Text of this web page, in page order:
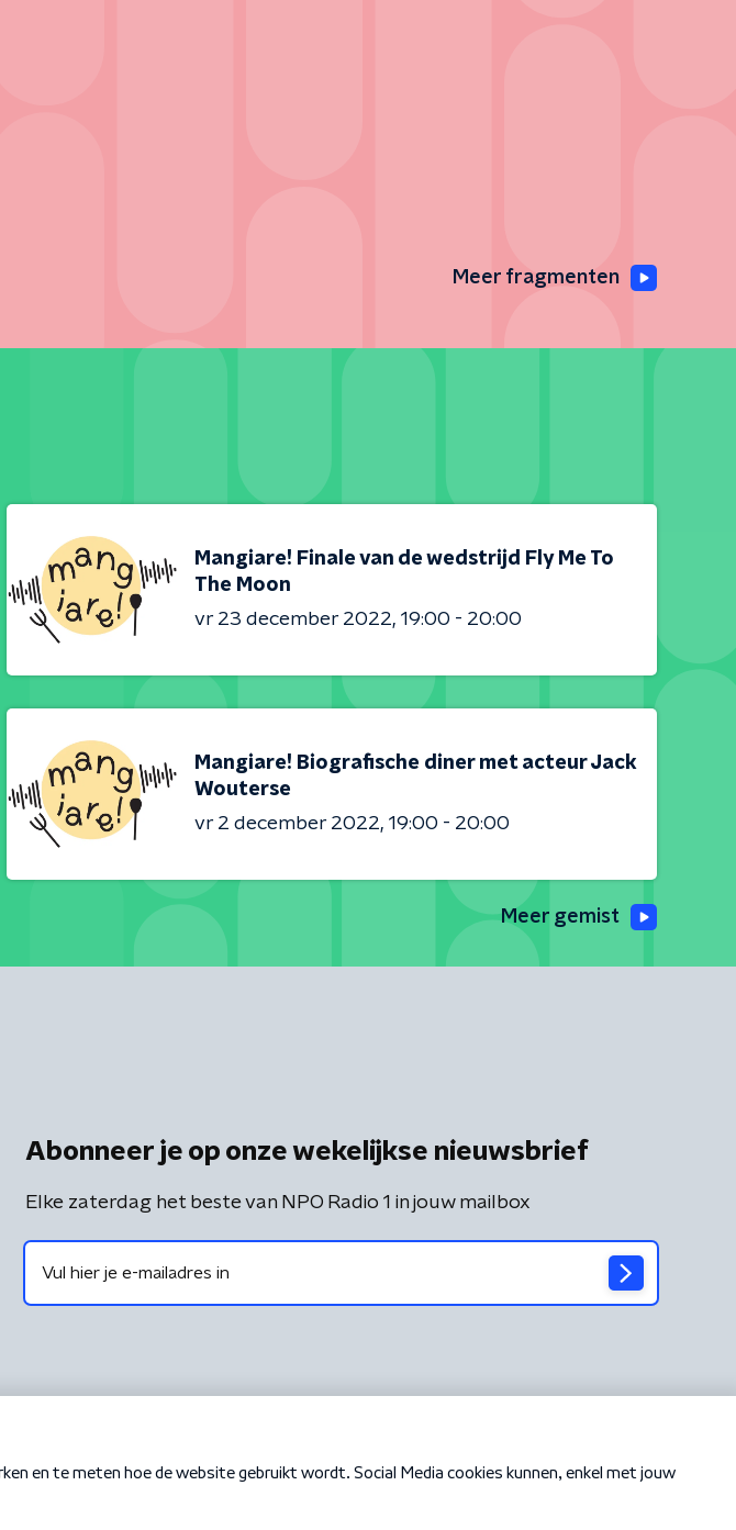
Meer fragmenten
Mangiare! Finale van de wedstrijd Fly Me To
The Moon
vr 23 december 2022 19:00 - 20:00
Mangiare! Biografische diner met acteur Jack
Wouterse
vr 2 december 2022 19:00 - 20:00
Meer gemist
Abonneer je op onze wekelijkse nieuwsbrief
Elke zaterdag het beste van NPO Radio 1 in jouw mailbox